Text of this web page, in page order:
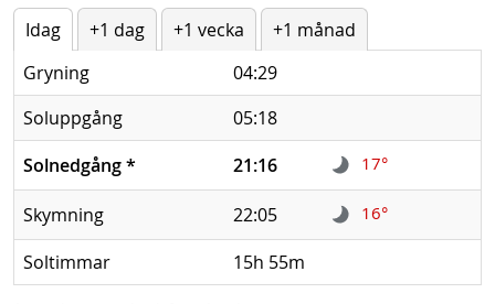
Idag +1 dag +1 vecka
+1 månad
Gryning
04:29
Soluppgång
05:18
Solnedgång* 21:16 17°
Skymning 22:05 16°
Soltimmar 15h 55m